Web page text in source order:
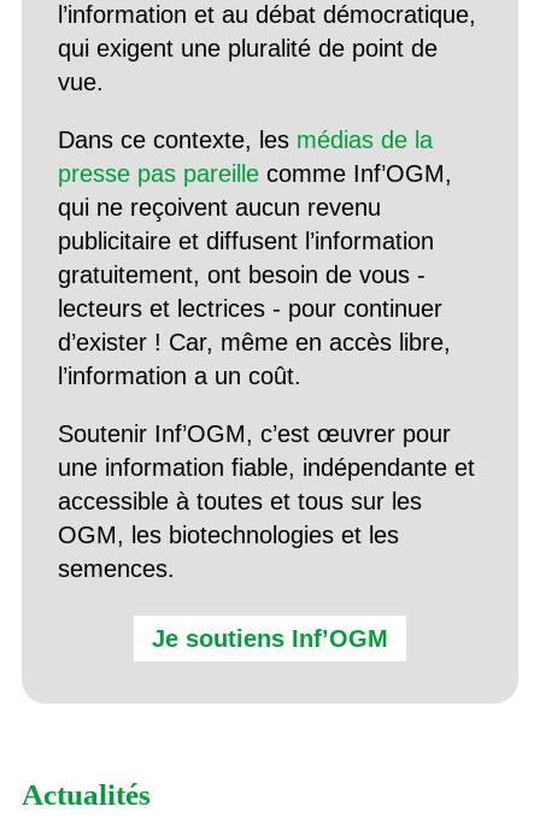
l’information et au débat démocratique,
qui exigent une pluralité de point de
vue.
Dans ce contexte, les médias de la
presse pas pareillecomme Inf’OGM,
qui ne reçoivent aucun revenu
publicitaire et diffusent l’information
gratuitement, ont besoin de vous -
lecteurs et lectrices - pour continuer
d’exister ! Car, même en accès libre,
l’information a un coût.
Soutenir Inf’OGM, c’est œuvrer pour
une information fiable, indépendante et
accessible à toutes et tous sur les
OGM, les biotechnologies et les
semences.
Je soutiens Inf’OGM
Actualités